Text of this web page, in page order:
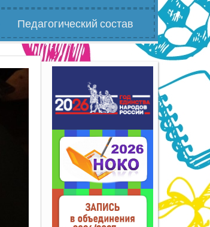
Педагогический состав